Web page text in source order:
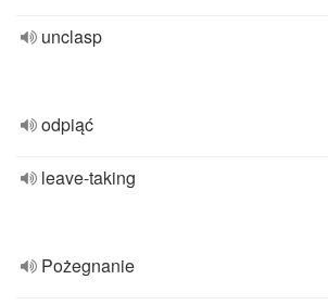
unclasp
odpiąć
leave-taking
Pożegnanie